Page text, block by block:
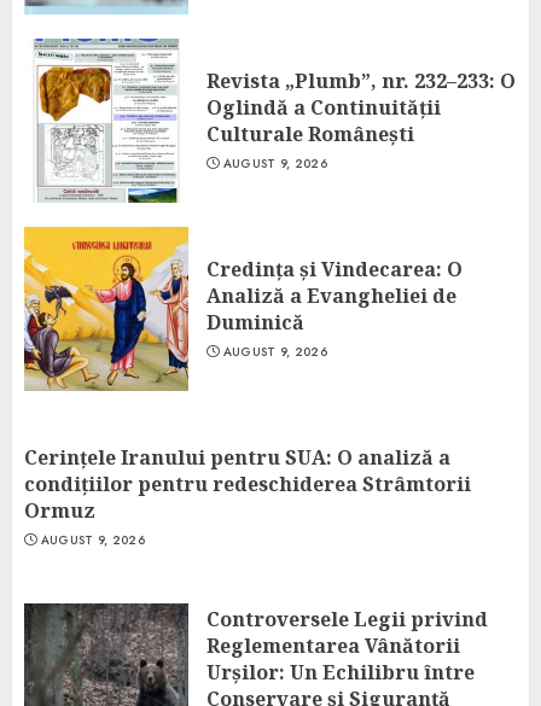
Revista „Plumb”, nr. 232–233: O
Oglindă a Continuității
Culturale Românești
AUGUST 9, 2026
Credința și Vindecarea: O
Analiză a Evangheliei de
Duminică
AUGUST 9, 2026
Cerințele Iranului pentru SUA: O analiză a
condițiilor pentru redeschiderea Strâmtorii
Ormuz
AUGUST 9, 2026
Controversele Legii privind
Reglementarea Vânătorii
Urșilor: Un Echilibru între
Conservare și Siguranță